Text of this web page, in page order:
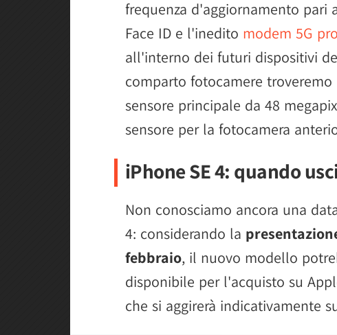
frequenza d'aggiornamento pari
Face ID e l'inedito modem 5G
all'interno dei futuri dispositivi
comparto fotocamere
sensore principale da 48
sensore per la fotocamera
iPhone SE 4: quando
Non conosciamo ancora una
4: considerando la
febbraio, il nuovo modello
disponibile per l'acquisto su
che si aggirerà indicativamente